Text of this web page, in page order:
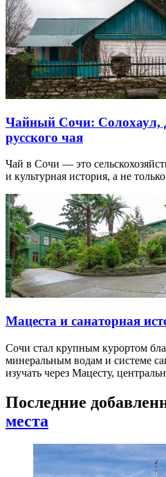
Чайный Сочи: Солохаул,
русского чая
Чай в Сочи — это
и культурная история, а не
Мацеста и санаторная
Сочи стал крупным курортом
минеральным водам и системе
изучать через Мацесту,
Последние
места